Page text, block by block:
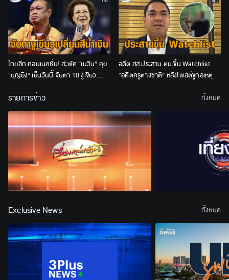
ไทยลีก คอนเนคชั่น! สะพัด “เนวิน” คุย
“บุญยิ่ง” เย็นวันนี้ จับตา 10 งูเขียว
อดีต สส.ประสาน ตม.ขึ้น Watchlist
“อดีตครูต่างชาติ” หลังโพสต์ขู่ก่อเหตุ
รายการข่าว ทั้งหมด
Exclusive News ทั้งหมด